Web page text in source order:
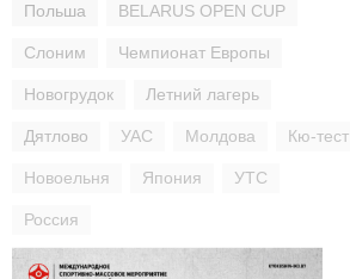
Польша BELARUS OPEN CUP
Слоним Чемпионат Европы
Новогрудок Летний лагерь
Дятлово УАС Молдова Кю-тест
Новоельня Япония УТС
Россия